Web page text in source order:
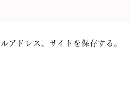
アドレス、サイトを保存する。